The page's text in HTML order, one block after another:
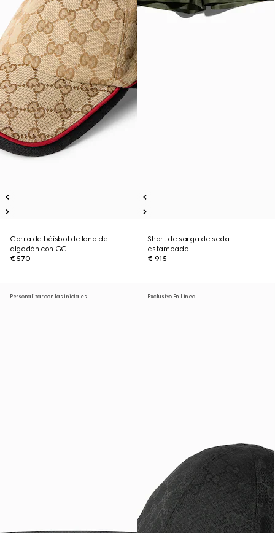
Gorra de béisbol de lona de
algodón con GG
€ 570
Short de sarga de seda
estampado
€ 915
Personalizar con las iniciales Exclusivo En Línea